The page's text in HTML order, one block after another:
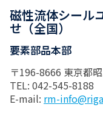
磁性流体シール
せ（全国）
要素部品本部
〒196-8666 東京都
TEL: 042-545-8188
E-mail: rm-